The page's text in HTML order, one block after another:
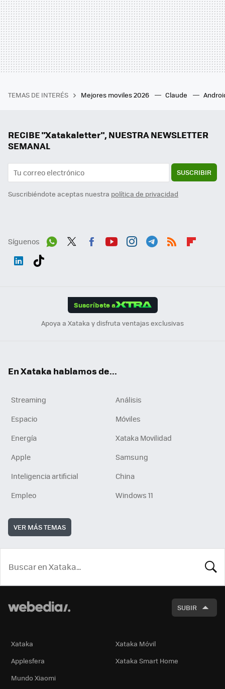
TEMAS DE INTERÉS Mejores moviles 2026 Claude
RECIBE "Xatakaletter", NUESTRA NEWSLETTER
SEMANAL
SUSCRIBIR
Suscribiéndote aceptas nuestra política de privacidad
Síguenos
Suscríbete a
Apoya a Xataka y disfruta ventajas exclusivas
En Xataka hablamos de...
Streaming
Análisis
Espacio
Móviles
Energía
Xataka Movilidad
Apple
Samsung
Inteligencia artificial
China
Empleo
Windows 11
VER MÁS TEMAS
SUBIR
Xataka
Xataka Móvil
Applesfera
Xataka Smart Home
Mundo Xiaomi